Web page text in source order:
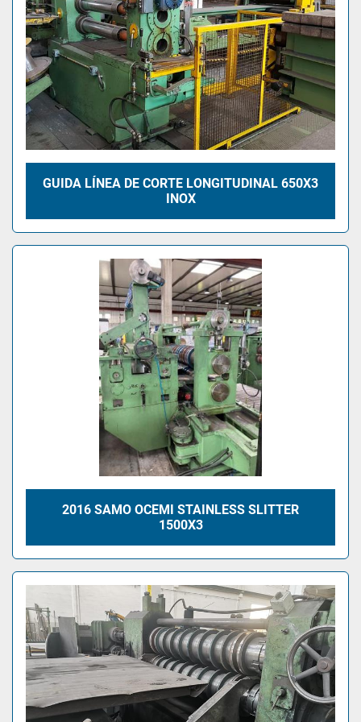
GUIDA LÍNEA DE CORTE LONGITUDINAL 650X3
INOX
2016 SAMO OCEMI STAINLESS SLITTER
1500X3